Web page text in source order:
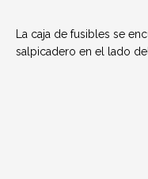
La caja de fusibles se
salpicadero en el lado